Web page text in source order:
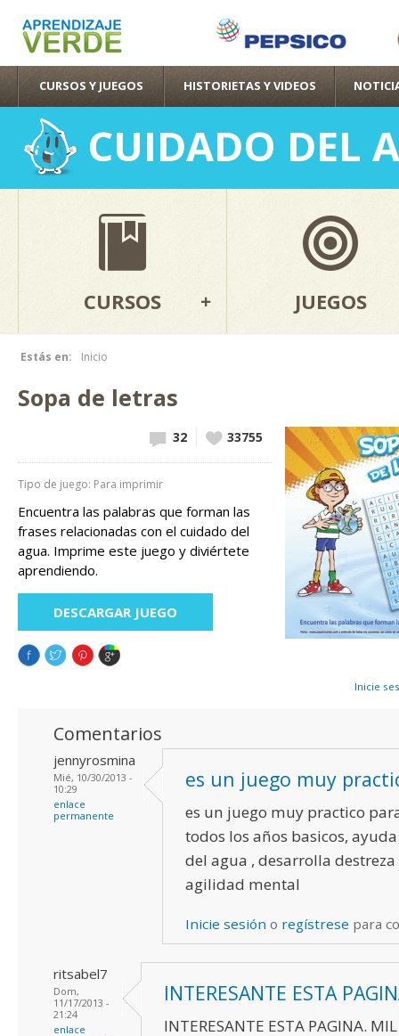
CURSOS Y JUEGOS HISTORIETAS Y VIDEOS
CUIDADO DEL
CURSOS JUEGOS
Estás en:
Se encuentra usted aquí
Inicio
Sopa de letras
33755
Vote up!
32
Tipo de juego: Para imprimir
Encuentra las palabras que forman las
frases relacionadas con el cuidado del
agua. Imprime este juego y diviértete
aprendiendo.
DESCARGAR JUEGO
Inicie
Comentarios
jennyrosmina
Mié, 10/30/2013 -
10:29
enlace
permanente
es un juego muy
es un juego muy practico
todos los años basicos,
del agua , desarrolla
agilidad mental
Inicie sesión o regístrese para
ritsabel7
Dom,
11/17/2013 -
21:24
enlace
INTERESANTE ESTA
INTERESANTE ESTA PAGINA. MIL